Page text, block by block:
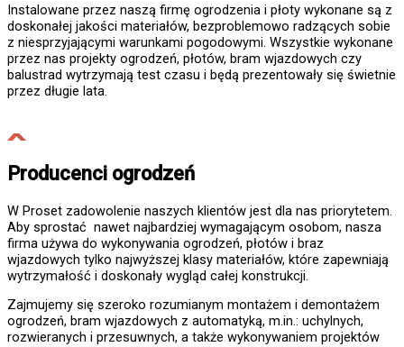
Instalowane przez naszą firmę ogrodzenia i płoty wykonane są z
doskonałej jakości materiałów, bezproblemowo radzących sobie
z niesprzyjającymi warunkami pogodowymi. Wszystkie wykonane
przez nas projekty ogrodzeń, płotów, bram wjazdowych czy
balustrad wytrzymają test czasu i będą prezentowały się świetnie
przez długie lata.
Producenci ogrodzeń
W Proset zadowolenie naszych klientów jest dla nas priorytetem.
Aby sprostać nawet najbardziej wymagającym osobom, nasza
firma używa do wykonywania ogrodzeń, płotów i braz
wjazdowych tylko najwyższej klasy materiałów, które zapewniają
wytrzymałość i doskonały wygląd całej konstrukcji.
Zajmujemy się szeroko rozumianym montażem i demontażem
ogrodzeń, bram wjazdowych z automatyką, m.in.: uchylnych,
rozwieranych i przesuwnych, a także wykonywaniem projektów